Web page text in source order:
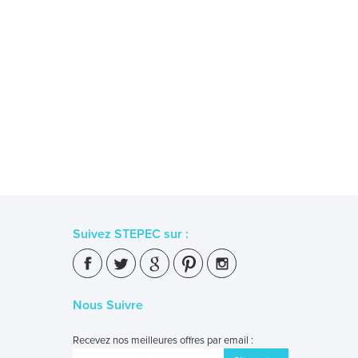
Suivez STEPEC sur :
Nous Suivre
Recevez nos meilleures offres par email :